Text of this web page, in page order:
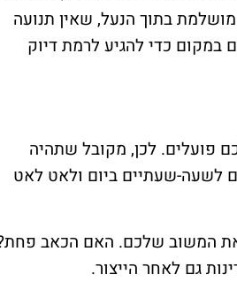
בתוך הנעל, שאין תנועה
כדי להגיע לרמת דיוק
פועלים. לכן, מקובל שתהיה
לשעה-שעתיים ביום ולאט לאט
את המשוב שלכם. האם הכאב
גם לאחר הייצור.